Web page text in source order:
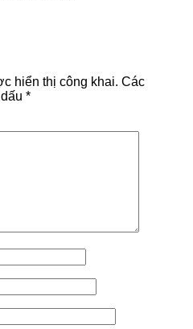
hiển thị công khai. Các
*